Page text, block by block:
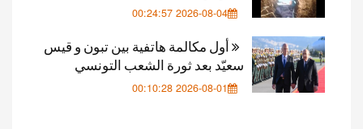
2026-08-04 00:24:57
أول مكالمة هاتفية بين تبون و قيس
سعيّد بعد ثورة الشعب التونسي
2026-08-01 00:10:28